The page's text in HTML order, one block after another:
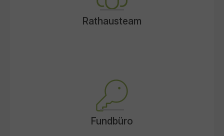
Rathausteam
Fundbüro